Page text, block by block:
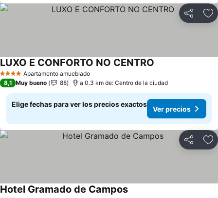
Compartir
4 EstrellasApartamento amueblado
LUXO E CONFORTO NO CENTRO
8,1 Muy bueno 88 a 0.3 km de: Centro de la ciudad
Elige fechas para ver los precios exactos
Ver precios
Compartir
Hotel Gramado de CamposVer precios